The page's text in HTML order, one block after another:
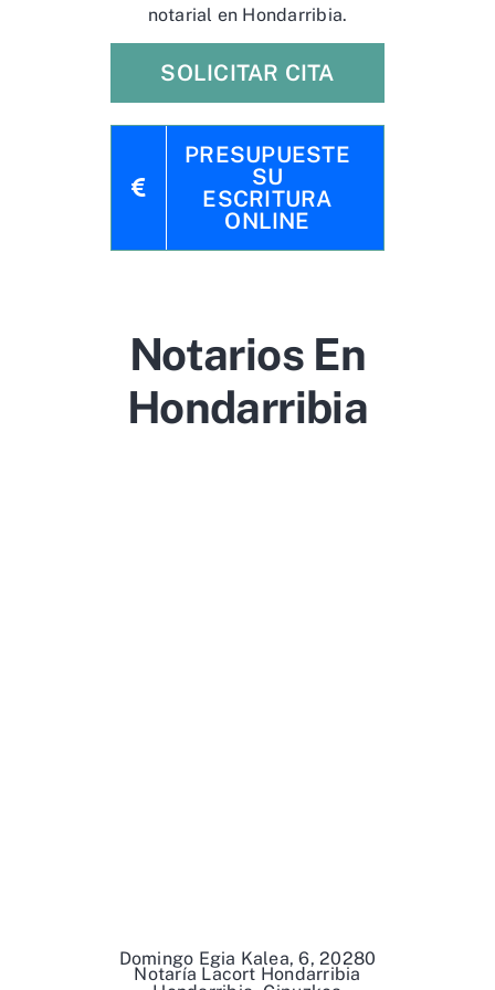
notarial en Hondarribia.
SOLICITAR CITA
PRESUPUESTE
SU
ESCRITURA
ONLINE
Notarios En
Hondarribia
Notaría Lacort Hondarribia
Domingo Egia Kalea, 6, 20280